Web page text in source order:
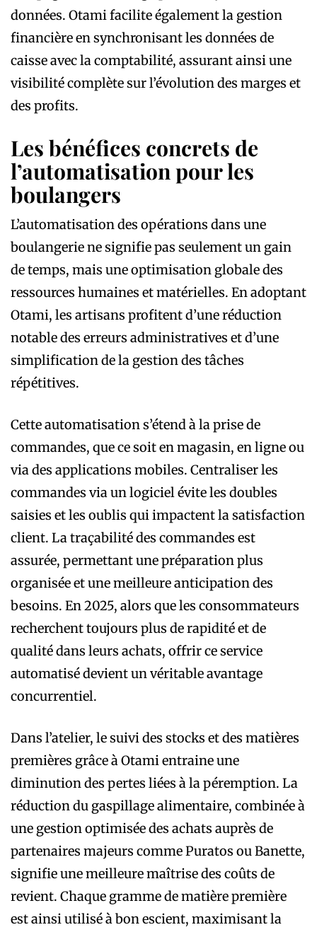
données. Otami facilite également la gestion
financière en synchronisant les données de
caisse avec la comptabilité, assurant ainsi une
visibilité complète sur l’évolution des marges et
des profits.
Les bénéfices concrets de
l’automatisation pour les
boulangers
L’automatisation des opérations dans une
boulangerie ne signifie pas seulement un gain
de temps, mais une optimisation globale des
ressources humaines et matérielles. En adoptant
Otami, les artisans profitent d’une réduction
notable des erreurs administratives et d’une
simplification de la gestion des tâches
répétitives.
Cette automatisation s’étend à la prise de
commandes, que ce soit en magasin, en ligne ou
via des applications mobiles. Centraliser les
commandes via un logiciel évite les doubles
saisies et les oublis qui impactent la satisfaction
client. La traçabilité des commandes est
assurée, permettant une préparation plus
organisée et une meilleure anticipation des
besoins. En 2025, alors que les consommateurs
recherchent toujours plus de rapidité et de
qualité dans leurs achats, offrir ce service
automatisé devient un véritable avantage
concurrentiel.
Dans l’atelier, le suivi des stocks et des matières
premières grâce à Otami entraine une
diminution des pertes liées à la péremption. La
réduction du gaspillage alimentaire, combinée à
une gestion optimisée des achats auprès de
partenaires majeurs comme Puratos ou Banette,
signifie une meilleure maîtrise des coûts de
revient. Chaque gramme de matière première
est ainsi utilisé à bon escient, maximisant la